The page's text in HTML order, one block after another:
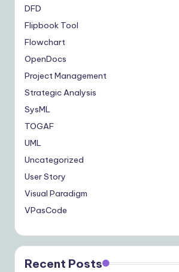
DFD
Flipbook Tool
Flowchart
OpenDocs
Project Management
Strategic Analysis
SysML
TOGAF
UML
Uncategorized
User Story
Visual Paradigm
VPasCode
Recent Posts